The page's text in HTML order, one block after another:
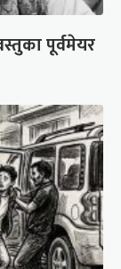
पूर्वमेयर